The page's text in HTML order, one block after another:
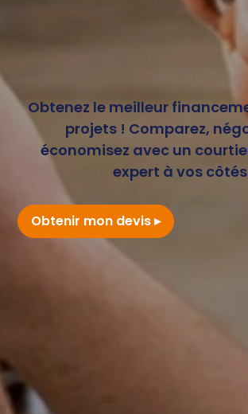
Obtenez le meilleur
projets ! Comparez,
économisez avec un
expert à vos
Obtenir mon devis